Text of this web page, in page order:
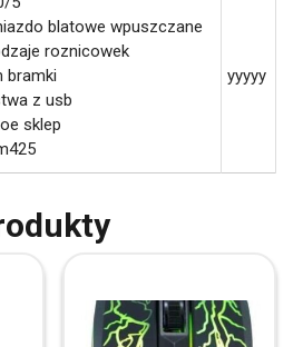
blatowe wpuszczane
roznicowek
bramki
z usb
sklep
yyyyy